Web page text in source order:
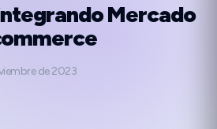
Mercado
de 2023